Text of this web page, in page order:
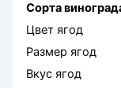
Сорта
Цвет ягод
Размер ягод
Вкус ягод